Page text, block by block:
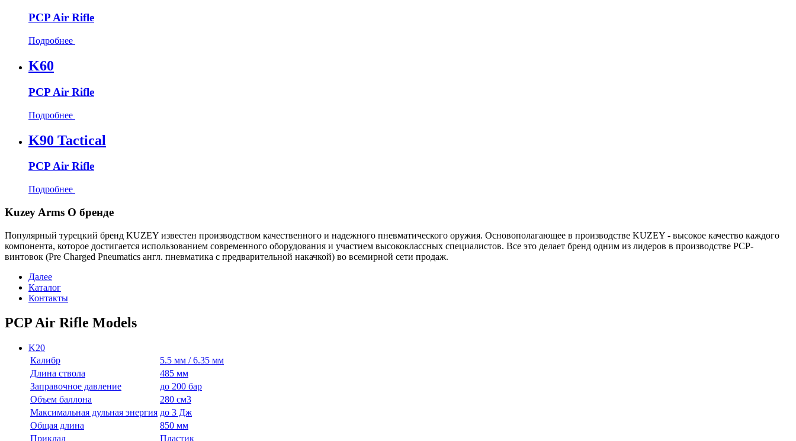
PCP Air Rifle
Подробнее
K60
PCP Air Rifle
Подробнее
K90 Tactical
PCP Air Rifle
Подробнее
Kuzey Arms О бренде
Популярный турецкий бренд KUZEY известен производством качественного и надежного пневматического оружия. Основополагающее в производстве KUZEY - высокое качество каждого
компонента, которое достигается использованием современного оборудования и участием высококлассных специалистов. Все это делает бренд одним из лидеров в производстве PCP-
винтовок (Pre Charged Pneumatics англ. пневматика с предварительной накачкой) во всемирной сети продаж.
Далее
Каталог
Контакты
PCP Air Rifle Models
K20
Калибр
5.5 мм / 6.35 мм
Длина ствола
485 мм
Заправочное давление
до 200 бар
Объем баллона
280 см3
Максимальная дульная энергия до 3 Дж
Общая длина
850 мм
Приклад
Пластик